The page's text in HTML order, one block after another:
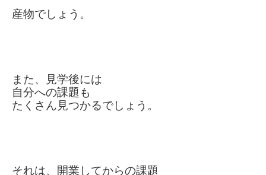
産物でしょう。
また、見学後には
自分への課題も
たくさん見つかるでしょう。
それは、開業してからの課題